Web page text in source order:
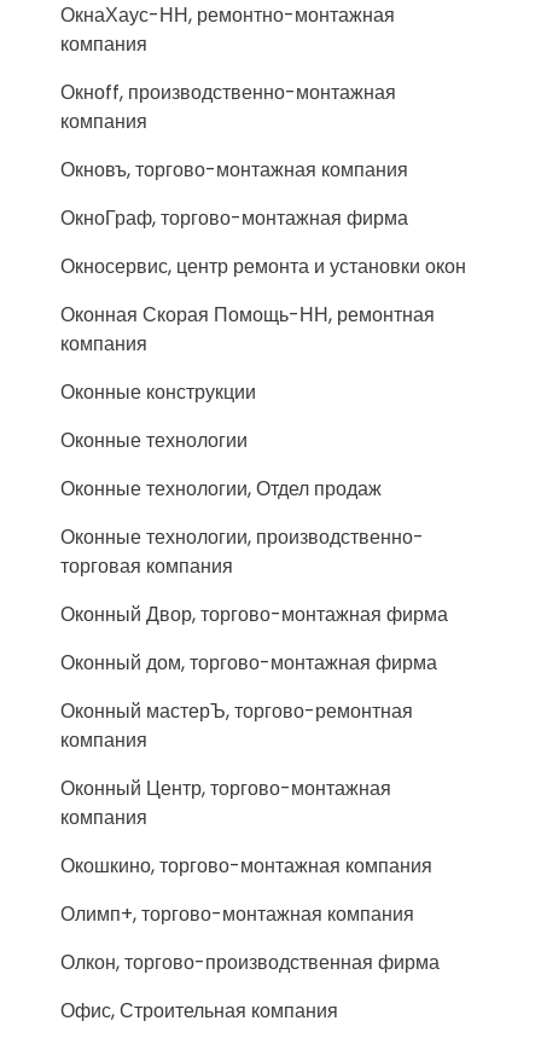
ОкнаХаус-НН, ремонтно-монтажная
компания
Окноff, производственно-монтажная
компания
Окновъ, торгово-монтажная компания
ОкноГраф, торгово-монтажная фирма
Окносервис, центр ремонта и установки окон
Оконная Скорая Помощь-НН, ремонтная
компания
Оконные конструкции
Оконные технологии
Оконные технологии, Отдел продаж
Оконные технологии, производственно-
торговая компания
Оконный Двор, торгово-монтажная фирма
Оконный дом, торгово-монтажная фирма
Оконный мастерЪ, торгово-ремонтная
компания
Оконный Центр, торгово-монтажная
компания
Окошкино, торгово-монтажная компания
Олимп+, торгово-монтажная компания
Олкон, торгово-производственная фирма
Офис, Строительная компания